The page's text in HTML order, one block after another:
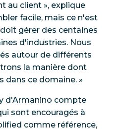
au client », explique
facile, mais ce n'est
gérer des centaines
d'industries. Nous
autour de différents
la manière dont
dans ce domaine. »
d'Armanino compte
sont encouragés à
comme référence,